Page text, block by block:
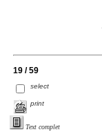
19 / 59
select
print
Text complet